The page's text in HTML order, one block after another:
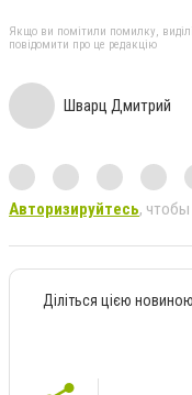
Якщо ви помітили помилку,
повідомити про це редакцію
Шварц Дмитрий
Авторизируйтесь,
Діліться цією